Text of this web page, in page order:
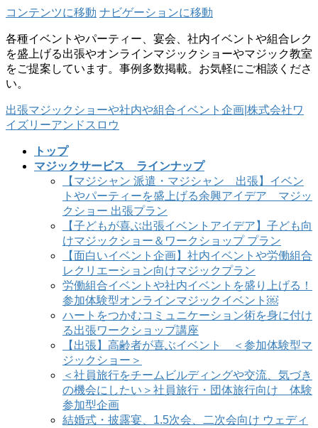
コンテンツに移動 ナビゲーションに移動
各種イベントやパーティー、宴会、社内イベントや組合レク
を盛上げる出張やオンラインマジックショーやマジック教室
をご提案しています。事例多数掲載。お気軽にご相談くださ
い。
出張マジックショーや社内や組合イベント企画|株式会社ワ
イズリーアンドスロウ
トップ
マジックサービス ラインナップ
【マジシャン 派遣・マジシャン 出張】イベン
トやパーティーを盛上げる余興アイデア マジッ
クショー 出張プラン
【子どもが喜ぶ出張イベントアイデア】子ども向
けマジックショー＆ワークショップ プラン
【面白いイベント企画】社内イベントや労働組合
レクリエーション向けマジックプラン
労働組合イベントや社内イベントを盛り上げる！
参加体験型オンラインマジックイベント￼
ハートをつかむコミュニケーション術を身に付け
る出張ワークショップ講座
【出張】高齢者が喜ぶイベント ＜参加体験型マ
ジックショー＞
＜社員旅行をチームビルディングや交流、気づき
の機会にしたい＞社員旅行・団体旅行向け 体験
参加型企画
結婚式・披露宴、1.5次会、二次会向け ウェディ